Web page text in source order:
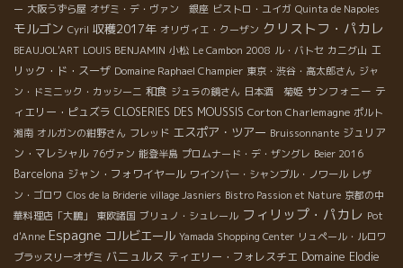
ー 大阪うずら屋 オザミ・デ・ヴァン 銀座 ビストロ・ユイガ Quinta de Napoles
モルゴン Cyril 収穫2017年 オリヴィエ・クーザン クリストフ・パカレ
BEAUJOL'ART LOUIS BENJAMIN 小松 Le Cambon 2008 ル・バトセ カニグ山 エ
リック・ド・スーザ Domaine Raphael Champier 東京・渋谷・高太郎さん ジャ
ン・ドミニック・カッシーニ 和食 ジュラの鏡さん 日本酒 菊姫 サンフォニー テ
ィエリー・ピュズラ CLOSERIES DES MOUSSIS Corton Charlemagne ポルト
湘南 オルガンの紺野さん フレッド エスポア・ツアー Bruissonnante ジュリア
ン・マレシャル 76ヴァン 能登半島 プロムナード・デ・ザングレ Beier 2016
Barcelona ジャン・フォワイヤール ワインバー・シャンブル・ノワール レザ
ン・ゴロワ Clos de la Briderie village Jasniers Bistro Passion et Nature 京都の中
華料理店「大鵬」
東欧諸国 ブリュノ・シュレール フィリップ・パカレ Pot
d'Anne Espagne コルビエール Yamada Shopping Center リュペール・ルロワ
ブラッスリーオザミ バニュルス ティエリー・フォレスチエ Domaine Elodie